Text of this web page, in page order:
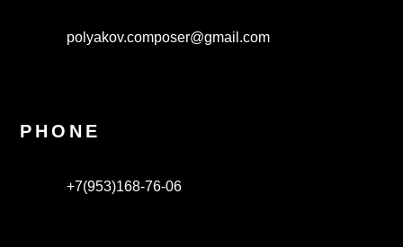
polyakov.composer@gmail.com
PHONE
+7(953)168-76-06